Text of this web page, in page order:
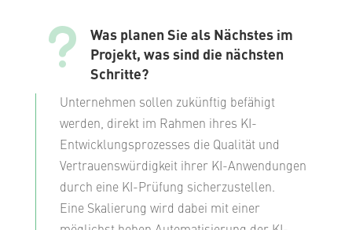
u
Was planen Sie als Nächstes im
Projekt, was sind die nächsten
Schritte?
Unternehmen sollen zukünftig befähigt
werden, direkt im Rahmen ihres KI-
Entwicklungsprozesses die Qualität und
Vertrauenswürdigkeit ihrer KI-Anwendungen
durch eine KI-Prüfung sicherzustellen.
Eine Skalierung wird dabei mit einer